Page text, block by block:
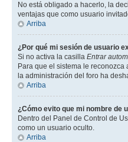
No está obligado a hacerlo, la
ventajas que como usuario
Arriba
¿Por qué mi sesión de usuario
Si no activa la casilla Entrar
Para que el sistema le
la administración del foro ha
Arriba
¿Cómo evito que mi nombre de
Dentro del Panel de Control de
como un usuario oculto.
Arriba